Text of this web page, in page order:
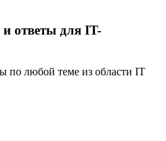
ответы для IT-
по любой теме из области IT